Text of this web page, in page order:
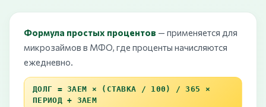
Формула простых процентов — применяется для
микрозаймов в МФО, где проценты начисляются
ежедневно.
ДОЛГ = ЗАЕМ × (СТАВКА / 100) / 365 ×
ПЕРИОД + ЗАЕМ